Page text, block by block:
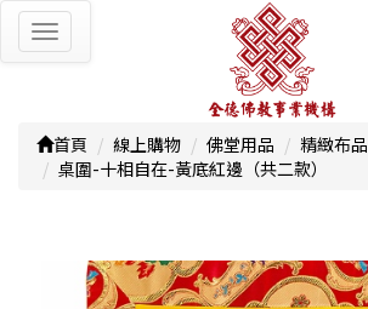
Toggle
navigation
首頁 線上購物 佛堂用品
精緻布品
桌圍-十相自在-黃底紅邊（共二款）